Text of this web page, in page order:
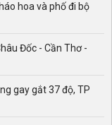
hoa và phố đi bộ
Đốc - Cần Thơ -
gay gắt 37 độ, TP